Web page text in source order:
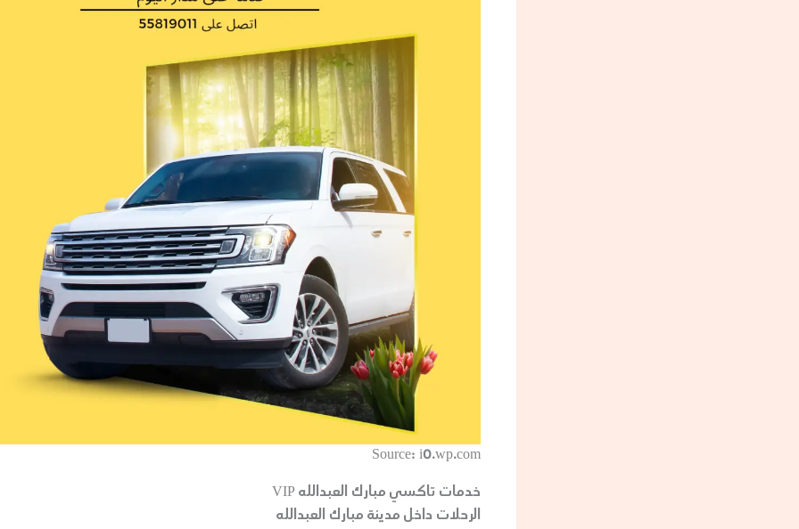
Source: i0.wp.com
خدمات تاكسي مبارك العبدالله VIP
الرحلات داخل مدينة مبارك العبدالله